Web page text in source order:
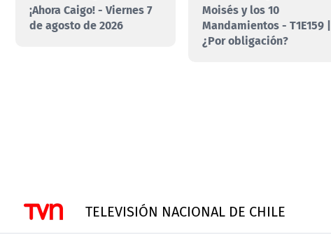
¡Ahora Caigo! - Viernes 7
de agosto de 2026
Moisés y los 10
Mandamientos - T1E159 |
¿Por obligación?
TELEVISIÓN NACIONAL DE CHILE